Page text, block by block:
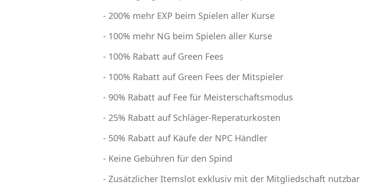
- 200% mehr EXP beim Spielen aller Kurse
- 100% mehr NG beim Spielen aller Kurse
- 100% Rabatt auf Green Fees
- 100% Rabatt auf Green Fees der Mitspieler
- 90% Rabatt auf Fee für Meisterschaftsmodus
- 25% Rabatt auf Schläger-Reperaturkosten
- 50% Rabatt auf Käufe der NPC Händler
- Keine Gebühren für den Spind
- Zusätzlicher Itemslot exklusiv mit der Mitgliedschaft nutzbar